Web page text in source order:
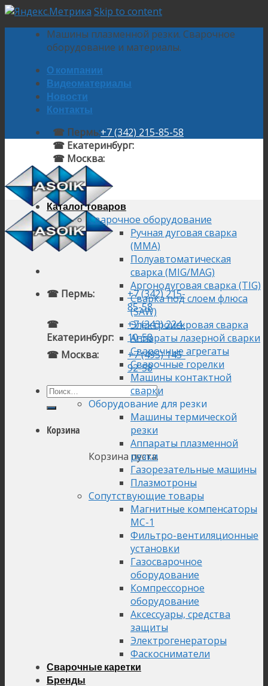
Skip to content
Машины плазменной резки. Сварочное
оборудование и материалы.
О компании
Видеоматериалы
Новости
Контакты
☎ Пермь:+7 (342) 215-85-58
☎ Екатеринбург:
☎ Москва:
☎ Пермь:
+7 (342) 215-
85-58
☎
Екатеринбург:
+7 (343) 224-
10-58
☎ Москва:
+7 (495) 145-
92-58
Корзина
Корзина пуста.
Каталог товаров
Сварочное оборудование
Ручная дуговая сварка
(MMA)
Полуавтоматическая
сварка (MIG/MAG)
Аргонодуговая сварка (TIG)
Сварка под слоем флюса
(SAW)
Электроискровая сварка
Аппараты лазерной сварки
Сварочные агрегаты
Сварочные горелки
Машины контактной
сварки
Оборудование для резки
Машины термической
резки
Аппараты плазменной
резки
Газорезательные машины
Плазмотроны
Сопутствующие товары
Магнитные компенсаторы
МС-1
Фильтро-вентиляционные
установки
Газосварочное
оборудование
Компрессорное
оборудование
Аксессуары, средства
защиты
Электрогенераторы
Фаскосниматели
Сварочные каретки
Бренды